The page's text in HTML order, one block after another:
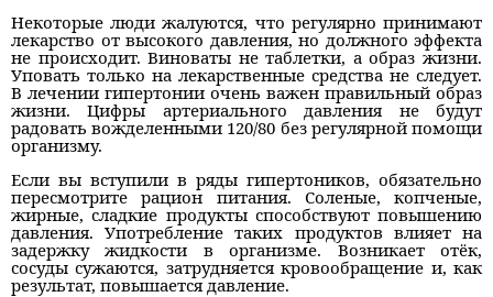
Некоторые люди жалуются, что регулярно принимают
лекарство от высокого давления, но должного эффекта
не происходит. Виноваты не таблетки, а образ жизни.
Уповать только на лекарственные средства не следует.
В лечении гипертонии очень важен правильный образ
жизни. Цифры артериального давления не будут
радовать вожделенными 120/80 без регулярной помощи
организму.
Если вы вступили в ряды гипертоников, обязательно
пересмотрите рацион питания. Соленые, копченые,
жирные, сладкие продукты способствуют повышению
давления. Употребление таких продуктов влияет на
задержку жидкости в организме. Возникает отёк,
сосуды сужаются, затрудняется кровообращение и, как
результат, повышается давление.